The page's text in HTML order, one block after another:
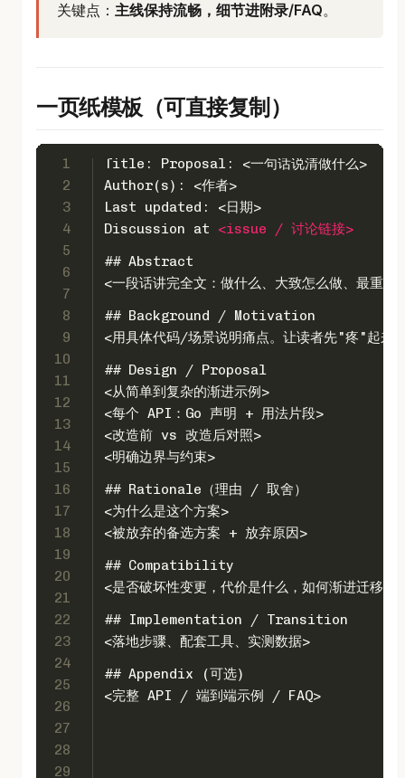
关键点： 主线保持流畅，细节进附录/FAQ。
一页纸模板（可直接复制）
1
2
3
4
5
6
7
8
9
10
11
12
13
14
15
16
17
18
19
20
21
22
23
24
25
26
27
28
29
Title: Proposal: <一句话说清做什么>
Author(s): <作者>
Last updated: <日期>
Discussion at <issue / 讨论链接>
## Abstract
<一段话讲完全文：做什么、大致怎么做、最重要
## Background / Motivation
<用具体代码/场景说明痛点。让读者先"疼"起来>
## Design / Proposal
<从简单到复杂的渐进示例>
<每个 API：Go 声明 + 用法片段>
<改造前 vs 改造后对照>
<明确边界与约束>
## Rationale（理由 / 取舍）
<为什么是这个方案>
<被放弃的备选方案 + 放弃原因>
## Compatibility
<是否破坏性变更，代价是什么，如何渐进迁移>
## Implementation / Transition
<落地步骤、配套工具、实测数据>
## Appendix (可选)
<完整 API / 端到端示例 / FAQ>